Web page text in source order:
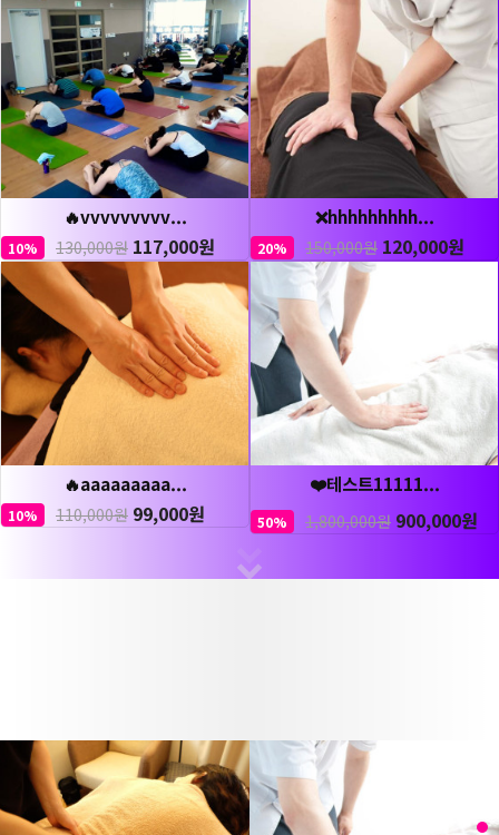
🔥vvvvvvvvv...
10% 130,000원 117,000원
❌hhhhhhhhh...
20% 150,000원 120,000원
🔥aaaaaaaaa...
10% 110,000원 99,000원
❤️테스트11111...
50% 1,800,000원 900,000원